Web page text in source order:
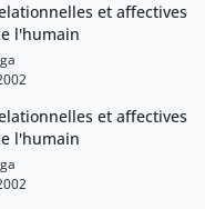
et affectives
l'humain
et affectives
l'humain